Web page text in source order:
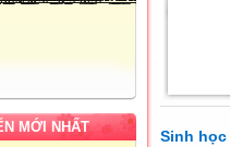
MỚI NHẤT
Sinh học